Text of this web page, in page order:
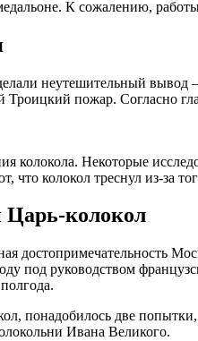
К сожалению,
неутешительный вывод
пожар. Согласно
колокола. Некоторые
что колокол треснул из-за
Царь-колокол
достопримечательность
под руководством
понадобилось две
Ивана Великого.